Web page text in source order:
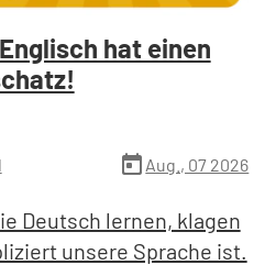
hat einen
todayAug., 07 2026
Deutsch lernen, klagen
unsere Sprache ist.